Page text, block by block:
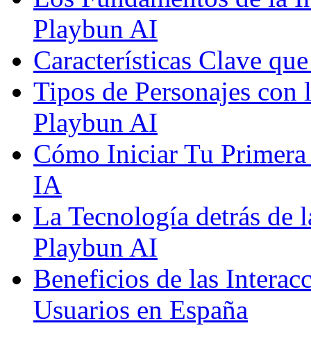
Playbun AI
Características Clave
Tipos de Personajes con
Playbun AI
Cómo Iniciar Tu
IA
La Tecnología detrás de
Playbun AI
Beneficios de las
Usuarios en España